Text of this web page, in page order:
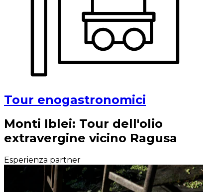
Tour enogastronomici
Monti Iblei: Tour dell'olio
extravergine vicino Ragusa
Esperienza partner